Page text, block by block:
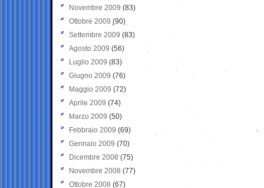
Novembre 2009 (83)
Ottobre 2009 (90)
Settembre 2009 (83)
Agosto 2009 (56)
Luglio 2009 (83)
Giugno 2009 (76)
Maggio 2009 (72)
Aprile 2009 (74)
Marzo 2009 (50)
Febbraio 2009 (69)
Gennaio 2009 (70)
Dicembre 2008 (75)
Novembre 2008 (77)
Ottobre 2008 (67)